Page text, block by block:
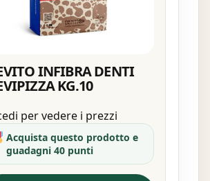
INFIBRA DENTI
KG.10
per vedere i prezzi
Acquista questo prodotto e
guadagni 40 punti